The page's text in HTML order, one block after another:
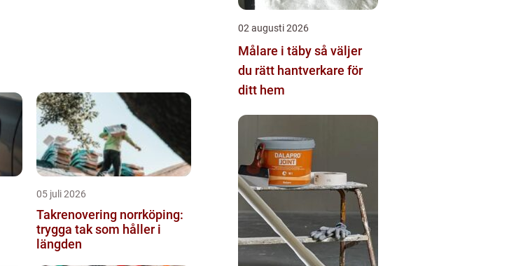
05 juli 2026
Takrenovering norrköping:
trygga tak som håller i
längden
02 augusti 2026
Målare i täby så väljer
du rätt hantverkare för
ditt hem